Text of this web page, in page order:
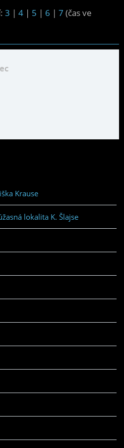
3 | 4 | 5 | 6 | 7 (čas ve
Krause
lokalita K. Šlajse